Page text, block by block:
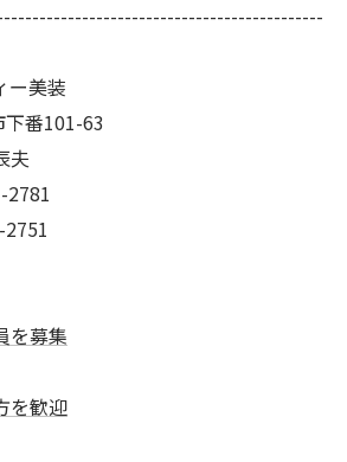
ー美装
番101-63
夫
2781
を募集
を歓迎